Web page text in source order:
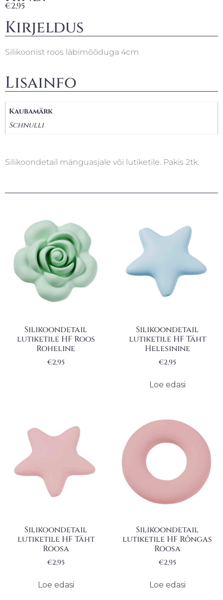
€2,95
Kirjeldus
Silikoonist roos läbimõõduga 4cm
Lisainfo
Kaubamärk
Schnulli
Silikoondetail mänguasjale või lutiketile. Pakis 2tk.
Silikoondetail
lutiketile HF Roos
Roheline
€2,95
Silikoondetail
lutiketile HF Täht
Helesinine
€2,95
Loe edasi
Silikoondetail
lutiketile HF Täht
Roosa
€2,95
Loe edasi
Silikoondetail
lutiketile HF Rõngas
Roosa
€2,95
Loe edasi